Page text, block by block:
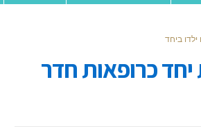
ביחד
יחד כרופאות חדר